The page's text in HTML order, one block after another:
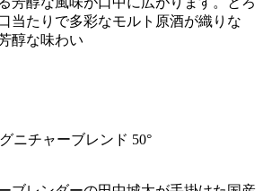
当たりで多彩なモルト原酒が織りな
醇な味わい
ニチャーブレンド 50°